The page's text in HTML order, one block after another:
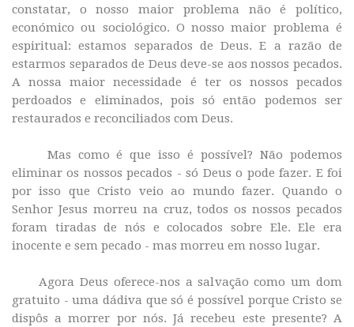
constatar, o nosso maior problema não é político,
económico ou sociológico. O nosso maior problema é
espiritual: estamos separados de Deus. E a razão de
estarmos separados de Deus deve-se aos nossos pecados.
A nossa maior necessidade é ter os nossos pecados
perdoados e eliminados, pois só então podemos ser
restaurados e reconciliados com Deus.
Mas como é que isso é possível? Não podemos
eliminar os nossos pecados - só Deus o pode fazer. E foi
por isso que Cristo veio ao mundo fazer. Quando o
Senhor Jesus morreu na cruz, todos os nossos pecados
foram tiradas de nós e colocados sobre Ele. Ele era
inocente e sem pecado - mas morreu em nosso lugar.
Agora Deus oferece-nos a salvação como um dom
gratuito - uma dádiva que só é possível porque Cristo se
dispôs a morrer por nós. Já recebeu este presente? A